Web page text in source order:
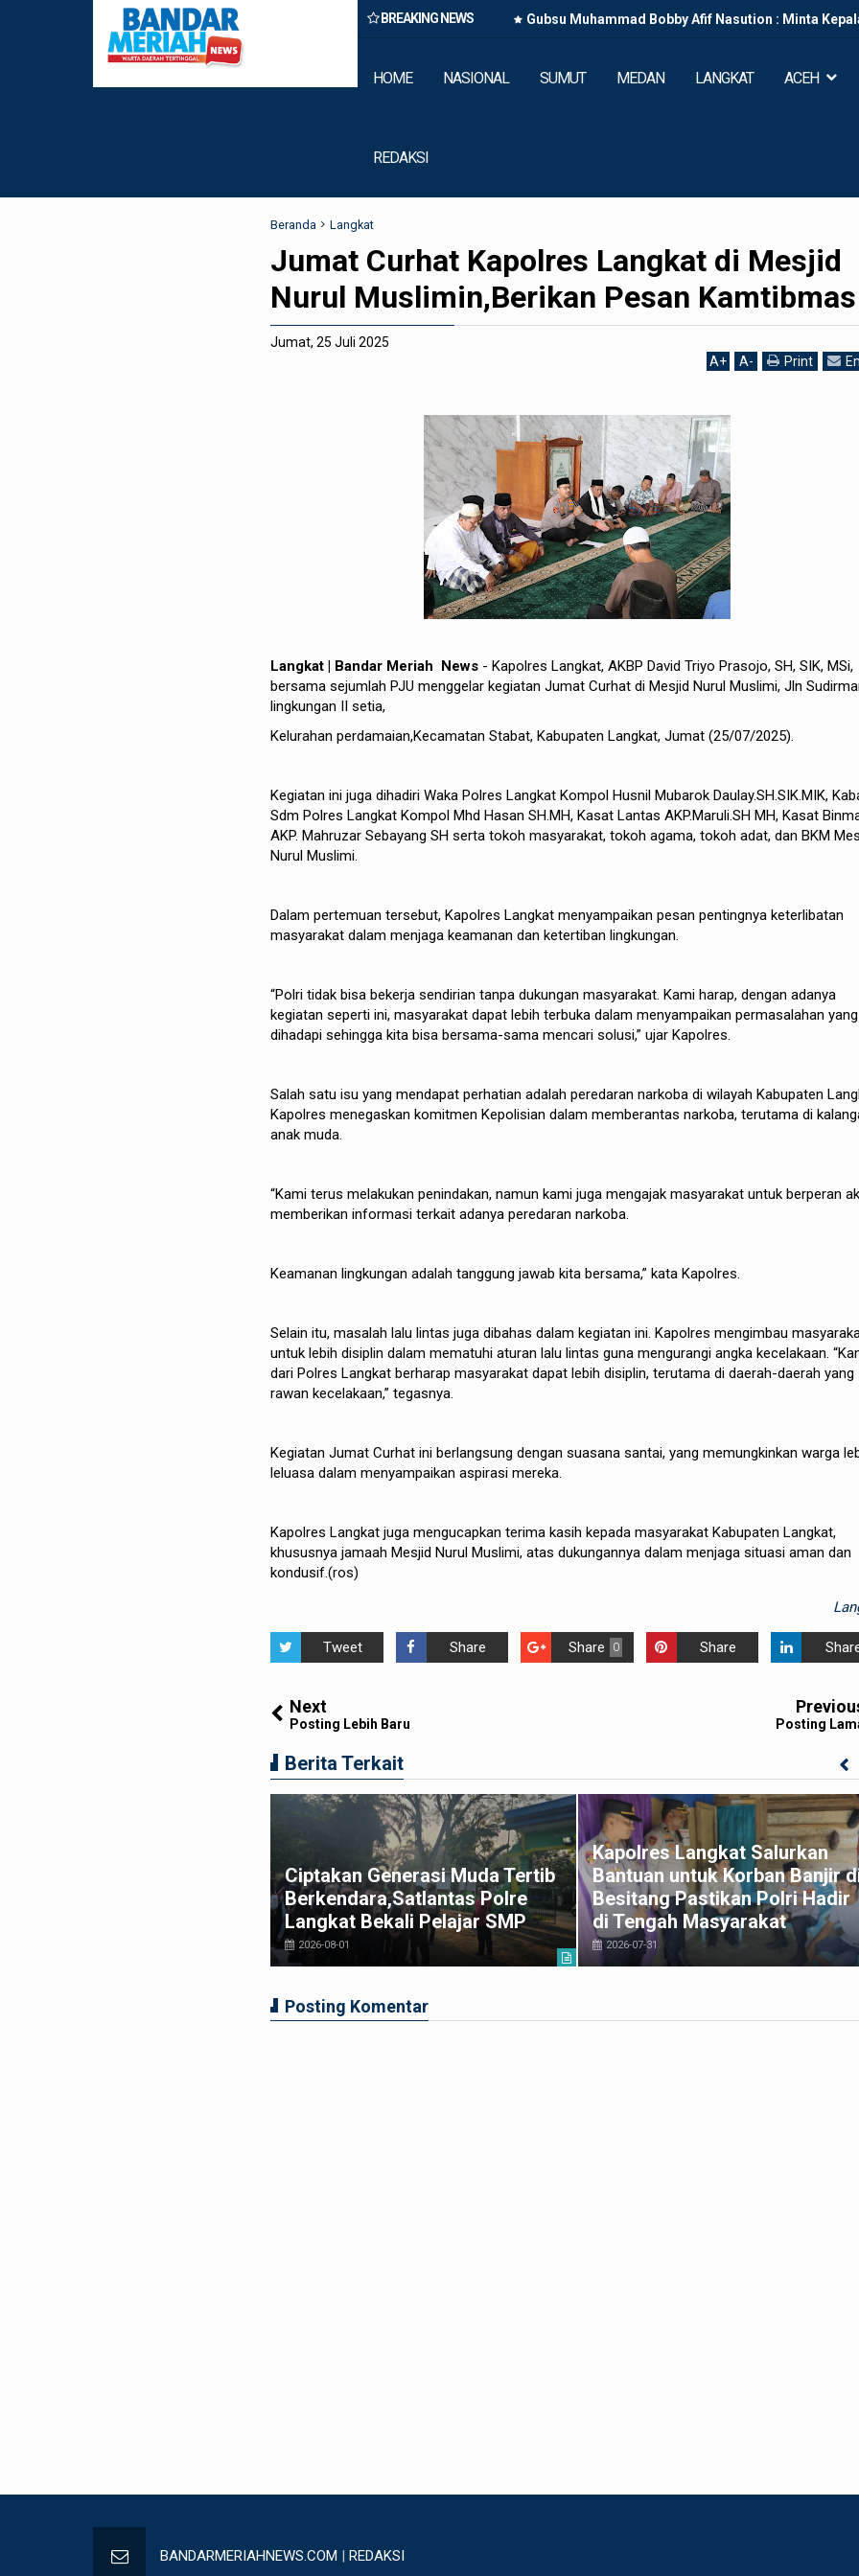
BREAKING NEWS
Rumput Laut Nias Utara dari Hulu ke Hilir
Gubsu Muhammad Bobby Afif Nasution : Minta
HOME NASIONAL SUMUT MEDAN LANGKAT ACEH
REDAKSI
Beranda Langkat
Jumat Curhat Kapolres Langkat di Mesjid
Nurul Muslimin,Berikan Pesan Kamtibmas
Jumat, 25 Juli 2025
A+ A- Print
Langkat | Bandar Meriah News - Kapolres Langkat, AKBP David Triyo Prasojo, SH, SIK, MSi,
bersama sejumlah PJU menggelar kegiatan Jumat Curhat di Mesjid Nurul Muslimi, Jln
lingkungan II setia,
Kelurahan perdamaian,Kecamatan Stabat, Kabupaten Langkat, Jumat (25/07/2025).
Kegiatan ini juga dihadiri Waka Polres Langkat Kompol Husnil Mubarok Daulay.SH.SIK.MIK,
Sdm Polres Langkat Kompol Mhd Hasan SH.MH, Kasat Lantas AKP.Maruli.SH MH, Kasat
AKP. Mahruzar Sebayang SH serta tokoh masyarakat, tokoh agama, tokoh adat, dan BKM
Nurul Muslimi.
Dalam pertemuan tersebut, Kapolres Langkat menyampaikan pesan pentingnya keterlibatan
masyarakat dalam menjaga keamanan dan ketertiban lingkungan.
“Polri tidak bisa bekerja sendirian tanpa dukungan masyarakat. Kami harap, dengan adanya
kegiatan seperti ini, masyarakat dapat lebih terbuka dalam menyampaikan permasalahan yang
dihadapi sehingga kita bisa bersama-sama mencari solusi,” ujar Kapolres.
Salah satu isu yang mendapat perhatian adalah peredaran narkoba di wilayah Kabupaten
Kapolres menegaskan komitmen Kepolisian dalam memberantas narkoba, terutama di
anak muda.
“Kami terus melakukan penindakan, namun kami juga mengajak masyarakat untuk berperan
memberikan informasi terkait adanya peredaran narkoba.
Keamanan lingkungan adalah tanggung jawab kita bersama,” kata Kapolres.
Selain itu, masalah lalu lintas juga dibahas dalam kegiatan ini. Kapolres mengimbau
untuk lebih disiplin dalam mematuhi aturan lalu lintas guna mengurangi angka kecelakaan.
dari Polres Langkat berharap masyarakat dapat lebih disiplin, terutama di daerah-daerah yang
rawan kecelakaan,” tegasnya.
Kegiatan Jumat Curhat ini berlangsung dengan suasana santai, yang memungkinkan warga
leluasa dalam menyampaikan aspirasi mereka.
Kapolres Langkat juga mengucapkan terima kasih kepada masyarakat Kabupaten Langkat,
khususnya jamaah Mesjid Nurul Muslimi, atas dukungannya dalam menjaga situasi aman dan
kondusif.(ros)
Tweet Share 0
Share Share
Next
Posting Lebih Baru Posting
Berita Terkait
Ciptakan Generasi Muda Tertib
Berkendara,Satlantas Polre
Langkat Bekali Pelajar SMP
2026-08-01
Kapolres Langkat Salurkan
Bantuan untuk Korban Banjir
Besitang Pastikan Polri Hadir
di Tengah Masyarakat
2026-07-31
Posting Komentar
BANDARMERIAHNEWS.COM | REDAKSI